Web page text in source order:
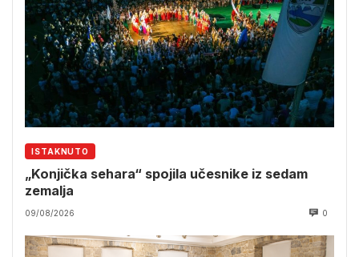
ISTAKNUTO
„Konjička sehara“ spojila učesnike iz sedam
zemalja
09/08/2026 0